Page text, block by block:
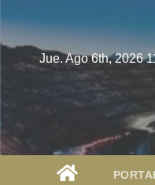
Jue. Ago 6th, 2026